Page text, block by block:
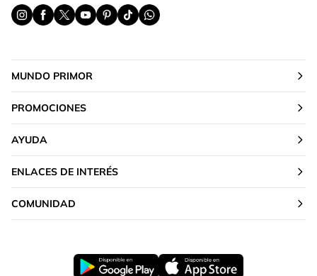
MUNDO PRIMOR
PROMOCIONES
AYUDA
ENLACES DE INTERÉS
COMUNIDAD